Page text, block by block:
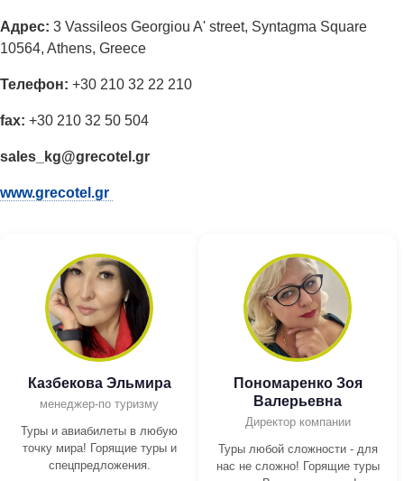
Адрес: 3 Vassileos Georgiou A' street, Syntagma Square
10564, Athens, Greece
Телефон: +30 210 32 22 210
fax: +30 210 32 50 504
sales_kg@grecotel.gr
www.grecotel.gr
Казбекова Эльмира
менеджер-по туризму
Туры и авиабилеты в любую
точку мира! Горящие туры и
спецпредложения.
Пономаренко Зоя
Валерьевна
Директор компании
Туры любой сложности - для
нас не сложно! Горящие туры